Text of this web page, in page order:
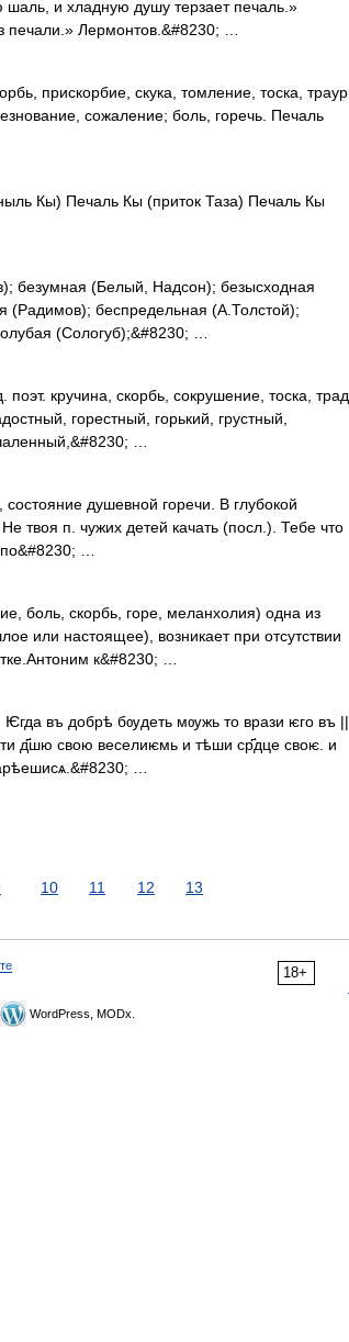
шаль, и хладную душу терзает печаль.»
печали.» Лермонтов.&#8230; …
прискорбие, скука, томление, тоска, траур,
сожаление; боль, горечь. Печаль
Кы) Печаль Кы (приток Таза) Печаль Кы
безумная (Белый, Надсон); безысходная
(Радимов); беспредельная (А.Толстой);
(Сологуб);&#8230; …
кручина, скорбь, сокрушение, тоска, трад.
горестный, горький, грустный,
…
душевной горечи. В глубокой
твоя п. чужих детей качать (посл.). Тебе что
…
боль, скорбь, горе, меланхолия) одна из
или настоящее), возникает при отсутствии
к&#8230; …
въ добрѣ бѹдеть мѹжь то врази ѥго въ ||
д҃шю свою веселиѥмь и тѣши ср҃дце своѥ. и
…
10 11 12 13
18+
WordPress, MODx.